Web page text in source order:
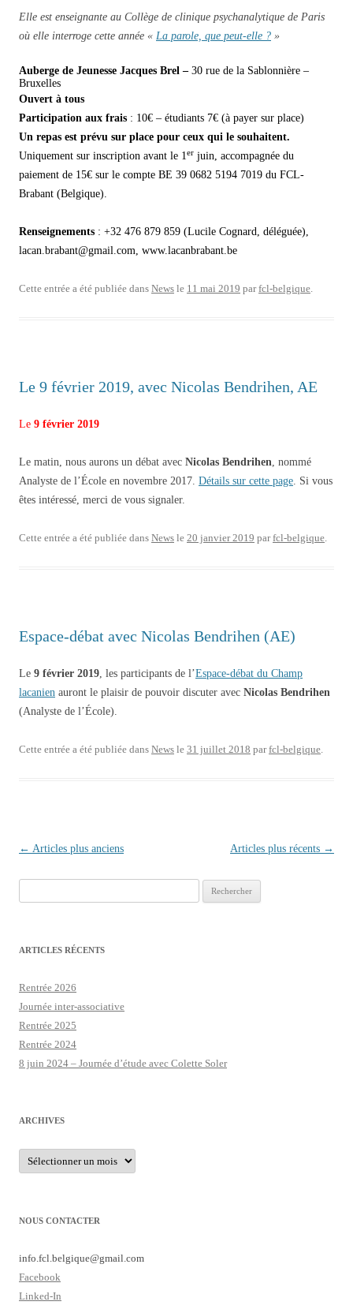
Elle est enseignante au Collège de clinique psychanalytique de Paris
où elle interroge cette année « La parole, que peut-elle ? »
Auberge de Jeunesse Jacques Brel – 30 rue de la Sablonnière –
Bruxelles
Ouvert à tous
Participation aux frais : 10€ – étudiants 7€ (à payer sur place)
Un repas est prévu sur place pour ceux qui le souhaitent.
Uniquement sur inscription avant le 1 er juin, accompagnée du
paiement de 15€ sur le compte BE 39 0682 5194 7019 du FCL-
Brabant (Belgique).
Renseignements : +32 476 879 859 (Lucile Cognard, déléguée),
lacan.brabant@gmail.com, www.lacanbrabant.be
Cette entrée a été publiée dans News le 11 mai 2019 parfcl-belgique
Le 9 février 2019, avec Nicolas Bendrihen, AE
Le 9 février 2019
Le matin, nous aurons un débat avec Nicolas Bendrihen , nommé
Analyste de l’École en novembre 2017. Détails sur cette page . Si vous
êtes intéressé, merci de vous signaler.
Cette entrée a été publiée dans News le 20 janvier 2019 parfcl-belgique
Espace-débat avec Nicolas Bendrihen (AE)
Le 9 février 2019 , les participants de l’Espace-débat du Champ
lacanien auront le plaisir de pouvoir discuter avec Nicolas Bendrihen
(Analyste de l’École).
Cette entrée a été publiée dans News le 31 juillet 2018 parfcl-belgique
Navigation des articles
← Articles plus anciens Articles plus récents →
ARTICLES RÉCENTS
Rentrée 2026
Journée inter-associative
Rentrée 2025
Rentrée 2024
8 juin 2024 – Journée d’étude avec Colette Soler
ARCHIVES
Archives
NOUS CONTACTER
info.fcl.belgique@gmail.com
Facebook
Linked-In